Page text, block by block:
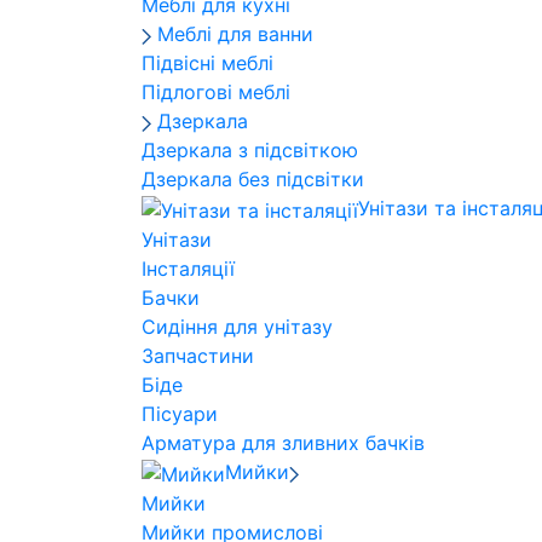
Меблі для кухні
Меблі для ванни
Підвісні меблі
Підлогові меблі
Дзеркала
Дзеркала з підсвіткою
Дзеркала без підсвітки
Унітази та
Унітази
Інсталяції
Бачки
Сидіння для унітазу
Запчастини
Біде
Пісуари
Арматура для зливних бачків
Мийки
Мийки
Мийки промислові